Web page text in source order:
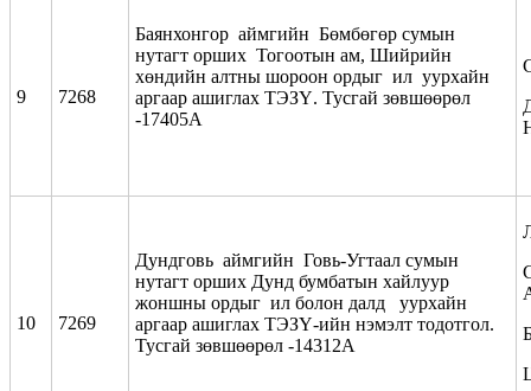
9 7268
Баянхонгор аймгийн Бөмбөгөр сумын
нутагт орших Тогоотын ам, Шийрийн
хөндийн алтны шороон ордыг ил уурхайн
аргаар ашиглах ТЭЗҮ. Тусгай зөвшөөрөл
-17405А
10 7269
Дундговь аймгийн Говь-Угтаал сумын
нутагт орших Дунд бумбатын хайлуур
жоншны ордыг ил болон далд уурхайн
аргаар ашиглах ТЭЗҮ-ийн нэмэлт тодотгол.
Тусгай зөвшөөрөл -14312А